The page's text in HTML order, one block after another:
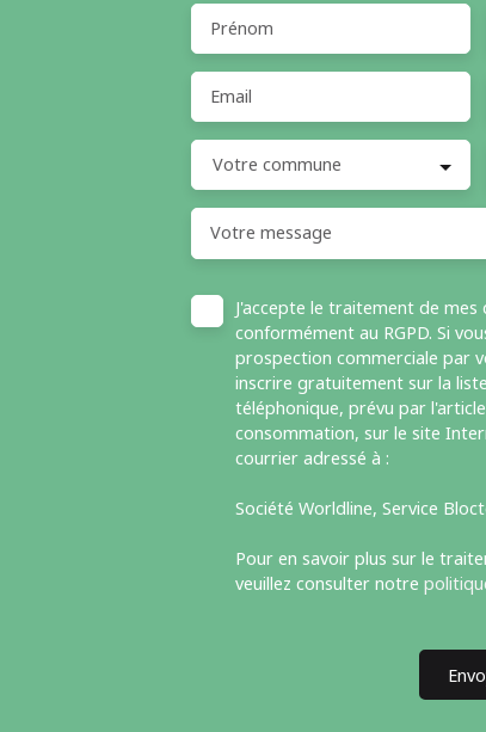
Prénom
Email
Votre commune
Votre message
J'accepte le traitement de mes
conformément au RGPD. Si
prospection commerciale par
inscrire gratuitement sur la
téléphonique, prévu par
consommation, sur le site
courrier adressé à :
Société Worldline, Service
Pour en savoir plus sur le
veuillez consulter notre